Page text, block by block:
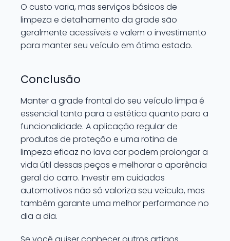
O custo varia, mas serviços básicos de
limpeza e detalhamento da grade são
geralmente acessíveis e valem o investimento
para manter seu veículo em ótimo estado.
Conclusão
Manter a grade frontal do seu veículo limpa é
essencial tanto para a estética quanto para a
funcionalidade. A aplicação regular de
produtos de proteção e uma rotina de
limpeza eficaz no lava car podem prolongar a
vida útil dessas peças e melhorar a aparência
geral do carro. Investir em cuidados
automotivos não só valoriza seu veículo, mas
também garante uma melhor performance no
dia a dia.